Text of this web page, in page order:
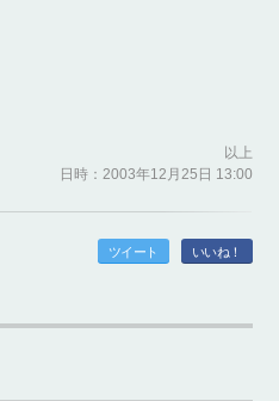
以上
日時：2003年12月25日 13:00
ツイート いいね！